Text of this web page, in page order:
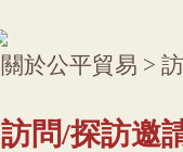
關於公平貿易 >
訪問/探訪邀